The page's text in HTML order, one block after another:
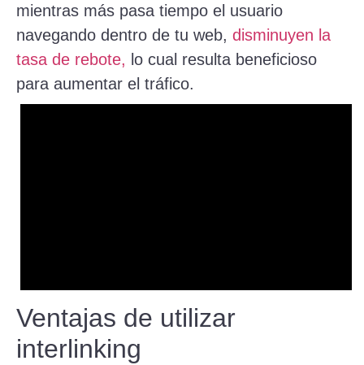
mientras más pasa tiempo el usuario
navegando dentro de tu web, disminuyen la
tasa de rebote, lo cual resulta beneficioso
para aumentar el tráfico.
Ventajas de utilizar
interlinking